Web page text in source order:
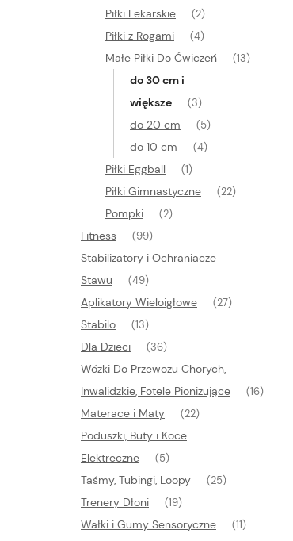
Piłki Lekarskie (2)
Piłki z Rogami (4)
Małe Piłki Do Ćwiczeń (13)
do 30 cm i
większe
(3)
do 20 cm (5)
do 10 cm (4)
Piłki Eggball (1)
Piłki Gimnastyczne (22)
Pompki (2)
Fitness (99)
Stabilizatory i Ochraniacze
Stawu
(49)
Aplikatory Wieloigłowe (27)
Stabilo (13)
Dla Dzieci (36)
Wózki Do Przewozu Chorych,
Inwalidzkie, Fotele Pionizujące
(16)
Materace i Maty (22)
Poduszki, Buty i Koce
Elektreczne
(5)
Taśmy, Tubingi, Loopy (25)
Trenery Dłoni (19)
Wałki i Gumy Sensoryczne (11)